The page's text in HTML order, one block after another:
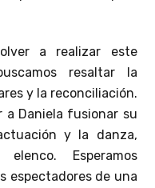
a realizar este
resaltar la
y la reconciliación.
a Daniela fusionar su
y la danza,
Esperamos
espectadores de una